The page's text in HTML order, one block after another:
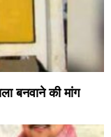
बनवाने की मांग